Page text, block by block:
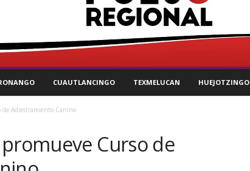
CUAUTLANCINGO TEXMELUCAN HUEJOTZINGO
de Adiestramiento Canino
Curso de